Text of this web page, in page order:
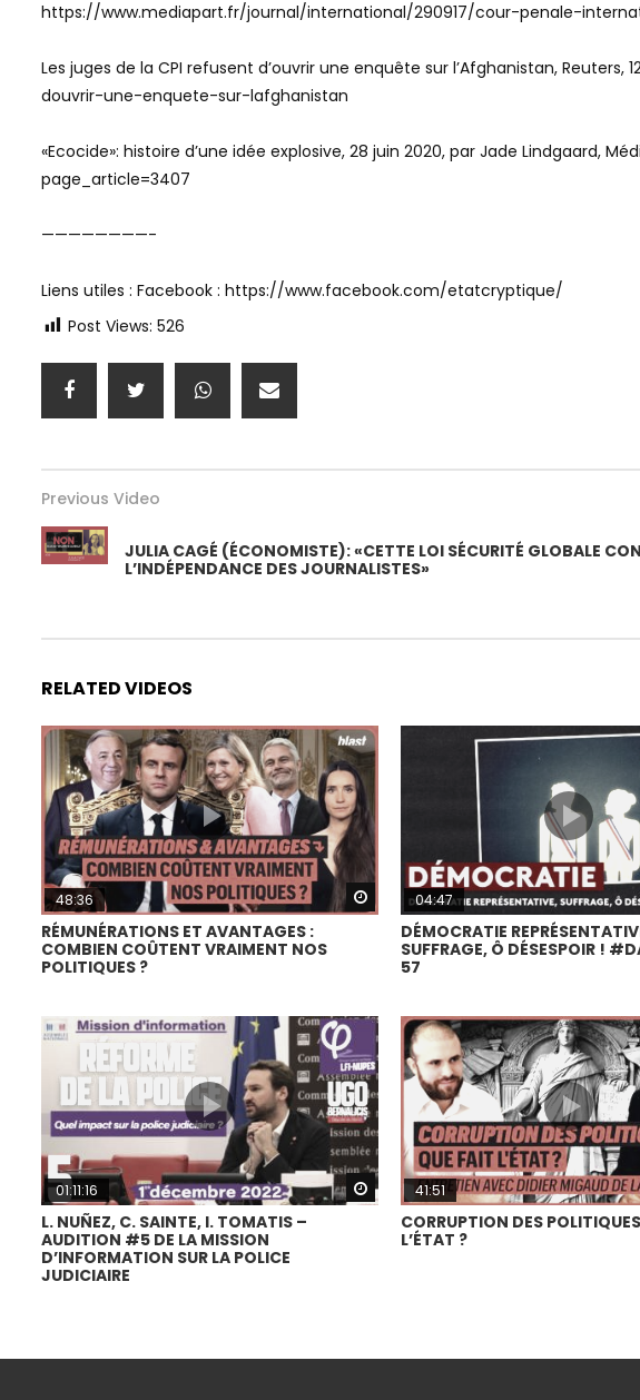
https://www.mediapart.fr/journal/international/290917/cour-penale-
Les juges de la CPI refusent d’ouvrir une enquête sur l’Afghanistan,
douvrir-une-enquete-sur-lafghanistan
«Ecocide»: histoire d’une idée explosive, 28 juin 2020, par Jade
page_article=3407
————————-
Liens utiles : Facebook : https://www.facebook.com/etatcryptique/
Post Views: 526
Previous Video
JULIA CAGÉ (ÉCONOMISTE): «CETTE LOI SÉCURITÉ GLOBALE
L’INDÉPENDANCE DES JOURNALISTES»
RELATED VIDEOS
Watch Later
48:36
RÉMUNÉRATIONS ET AVANTAGES :
COMBIEN COÛTENT VRAIMENT NOS
POLITIQUES ?
04:47
DÉMOCRATIE
SUFFRAGE, Ô DÉSESPOIR !
57
Watch Later
01:11:16
L. NUÑEZ, C. SAINTE, I. TOMATIS –
AUDITION #5 DE LA MISSION
D’INFORMATION SUR LA POLICE
JUDICIAIRE
41:51
CORRUPTION DES
L’ÉTAT ?